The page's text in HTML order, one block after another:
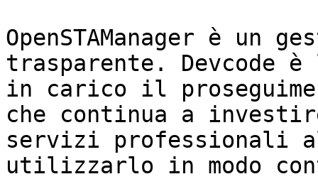
OpenSTAManager è un
trasparente. Devcode
in carico il
che continua a
servizi professionali
utilizzarlo in modo